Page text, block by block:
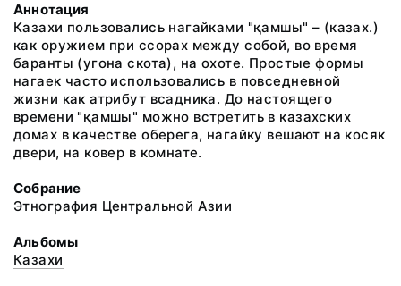
Аннотация
Казахи пользовались нагайками "қамшы" – (казах.)
как оружием при ссорах между собой, во время
баранты (угона скота), на охоте. Простые формы
нагаек часто использовались в повседневной
жизни как атрибут всадника. До настоящего
времени "қамшы" можно встретить в казахских
домах в качестве оберега, нагайку вешают на косяк
двери, на ковер в комнате.
Собрание
Этнография Центральной Азии
Альбомы
Казахи